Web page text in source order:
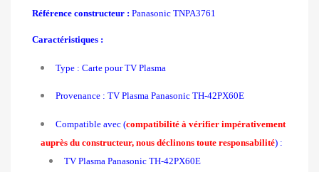
Référence constructeur : Panasonic TNPA3761
Caractéristiques :
Type : Carte pour TV Plasma
Provenance : TV Plasma Panasonic TH-42PX60E
Compatible avec (compatibilité à vérifier impérativement
auprès du constructeur, nous déclinons toute responsabilité) :
TV Plasma Panasonic TH-42PX60E